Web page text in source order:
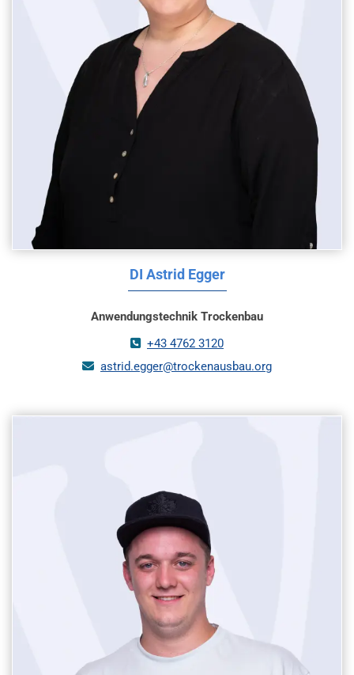
DI Astrid Egger
Anwendungstechnik Trockenbau
 +43 4762 3120
 astrid.egger@trockenausbau.org